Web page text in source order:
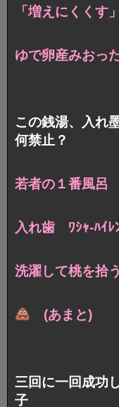
「増えにくく
ゆで卵産みおっ
この銭湯、入れ
何禁止？
若者の１番風呂
入れ歯 ﾜｼｬ-ﾊｲ
洗濯して桃を拾
(あまと)
三回に一回成功
子